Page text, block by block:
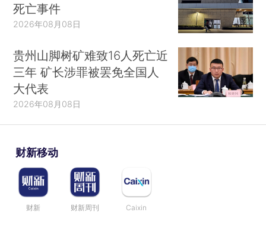
死亡事件
2026年08月08日
贵州山脚树矿难致16人死亡近
三年 矿长涉罪被罢免全国人
大代表
2026年08月08日
财新移动
财新 财新周刊 Caixin